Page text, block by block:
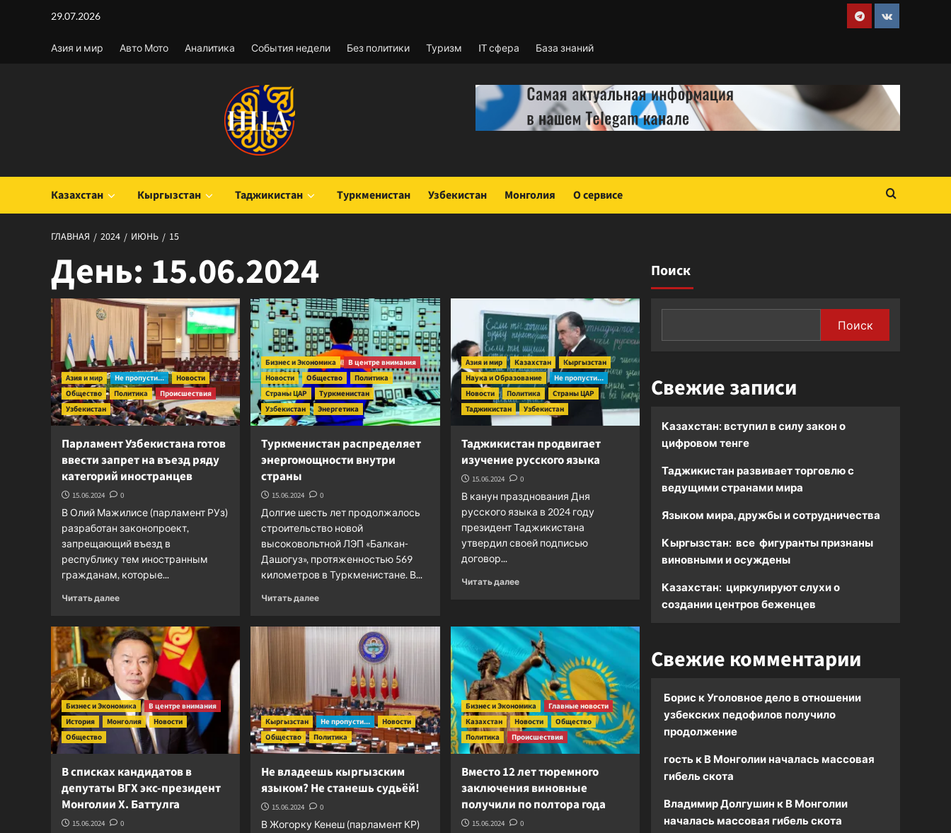
содержимому
29.07.2026
Азия и мир Авто Мото Аналитика События недели Без политики Туризм IT сфера База знаний
Telegram
VK
Казахстан Кыргызстан Таджикистан Туркменистан Узбекистан Монголия О сервисе
ГЛАВНАЯ 2024 ИЮНЬ 15
День: 15.06.2024
Азия и мир Не пропусти...
Новости
Общество
Политика
Происшествия
Узбекистан
Парламент Узбекистана готов
ввести запрет на въезд ряду
категорий иностранцев
15.06.2024 0
В Олий Мажилисе (парламент РУз)
разработан законопроект,
запрещающий въезд в
республику тем иностранным
гражданам, которые...
Читать далееПрочитать
Парламент
Узбекистана
готов
ввести
запрет
на
въезд
ряду
категорий
иностранцев
Бизнес и Экономика
В центре внимания
Новости
Общество
Политика
Страны ЦАР
Туркменистан
Узбекистан
Энергетика
Туркменистан распределяет
энергомощности внутри
страны
15.06.2024 0
Долгие шесть лет продолжалось
строительство новой
высоковольтной ЛЭП «Балкан-
Дашогуз», протяженностью 569
километров в Туркменистане. В...
Читать далееПрочитать
Туркменистан
распределяет
энергомощности
страны
Азия и мир Казахстан
Кыргызстан
Наука и Образование
Не пропусти...
Новости
Политика
Страны ЦАР
Таджикистан
Узбекистан
Таджикистан продвигает
изучение русского языка
15.06.2024 0
В канун празднования Дня
русского языка в 2024 году
президент Таджикистана
утвердил своей подписью
договор...
Читать далееПрочитать
продвигает
изучение
русского
языка
Бизнес и Экономика
В центре внимания
История
Монголия
Новости
Общество
В списках кандидатов в
депутаты ВГХ экс-президент
Монголии Х. Баттулга
15.06.2024 0
Кыргызстан Не пропусти...
Новости
Общество
Политика
Не владеешь кыргызским
языком? Не станешь судьёй!
15.06.2024 0
В Жогорку Кенеш (парламент КР)
Бизнес и Экономика
Главные новости
Казахстан
Новости
Общество
Политика
Происшествия
Вместо 12 лет тюремного
заключения виновные
получили по полтора года
15.06.2024 0
Поиск
Поиск
Свежие записи
Казахстан: вступил в силу закон о
цифровом тенге
Таджикистан развивает торговлю с
ведущими странами мира
Языком мира, дружбы и сотрудничества
Кыргызстан: все фигуранты признаны
виновными и осуждены
Казахстан: циркулируют слухи о
создании центров беженцев
Свежие комментарии
БорискУголовное дело в отношении
узбекских педофилов получило
продолжение
гостьк В Монголии началась массовая
гибель скота
Владимир Долгушин к В Монголии
началась массовая гибель скота